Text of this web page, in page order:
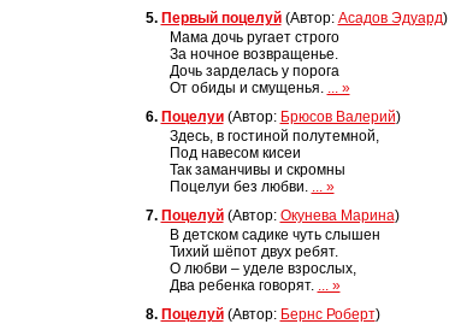
5. Первый поцелуй(Автор: Асадов Эдуард)
Мама дочь ругает строго
За ночное возвращенье.
Дочь зарделась у порога
От обиды и смущенья. ... »
6. Поцелуи(Автор: Брюсов Валерий)
Здесь, в гостиной полутемной,
Под навесом кисеи
Так заманчивы и скромны
Поцелуи без любви. ... »
7. Поцелуй(Автор: Окунева Марина)
В детском садике чуть слышен
Тихий шёпот двух ребят.
О любви – уделе взрослых,
Два ребенка говорят. ... »
8. Поцелуй(Автор: Бернс Роберт)